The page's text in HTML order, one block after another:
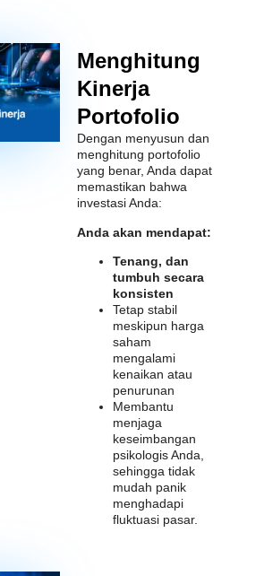
Menghitung
Kinerja
Portofolio
Dengan menyusun dan
menghitung portofolio
yang benar, Anda dapat
memastikan bahwa
investasi Anda:
Anda akan mendapat:
Tenang, dan
tumbuh secara
konsisten
Tetap stabil
meskipun harga
saham
mengalami
kenaikan atau
penurunan
Membantu
menjaga
keseimbangan
psikologis Anda,
sehingga tidak
mudah panik
menghadapi
fluktuasi pasar.